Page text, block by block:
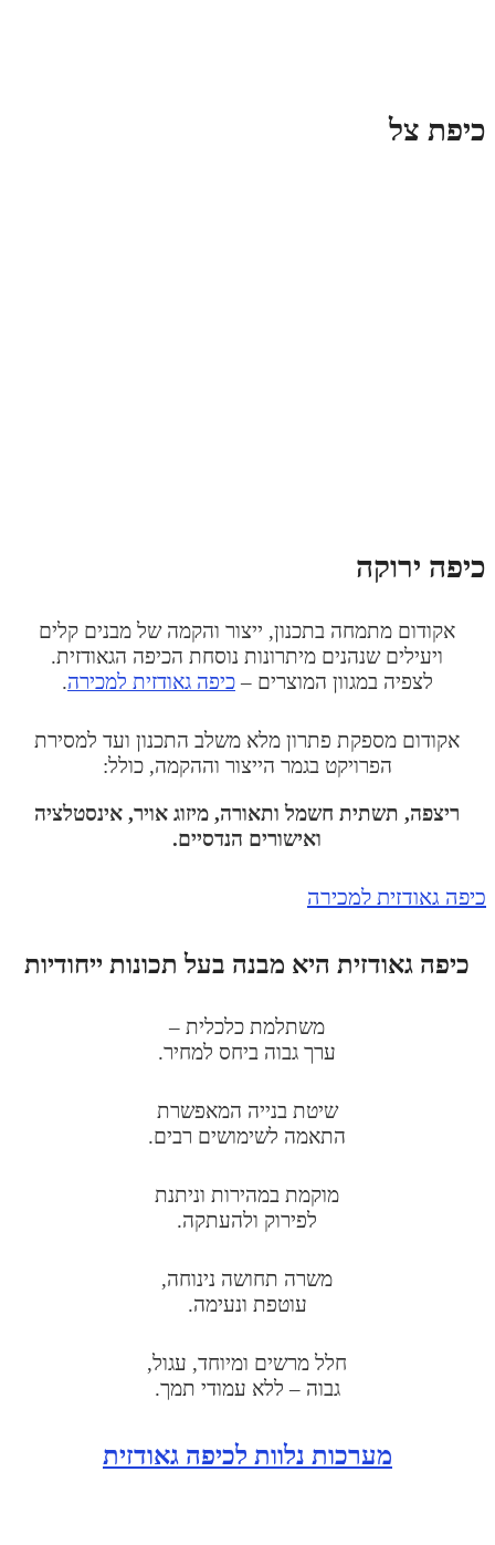
צל
ירוקה
אקודום מתמחה בתכנון, ייצור והקמה של מבנים קלים
ויעילים שנהנים מיתרונות נוסחת הכיפה הגאודזית.
לצפיה במגוון המוצרים –כיפה גאודזית למכירה.
אקודום מספקת פתרון מלא משלב התכנון ועד למסירת
הפרויקט בגמר הייצור וההקמה, כולל:
ריצפה, תשתית חשמל ותאורה, מיזוג אויר, אינסטלציה
ואישורים הנדסיים.
גאודזית למכירה
כיפה גאודזית היא מבנה בעל תכונות ייחודיות
משתלמת כלכלית –
ערך גבוה ביחס למחיר.
שיטת בנייה המאפשרת
התאמה לשימושים רבים.
מוקמת במהירות וניתנת
לפירוק ולהעתקה.
משרה תחושה נינוחה,
עוטפת ונעימה.
חלל מרשים ומיוחד, עגול,
גבוה– ללא עמודי תמך.
מערכות נלוות לכיפה גאודזית